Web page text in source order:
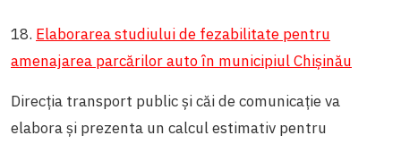
18. Elaborarea studiului de fezabilitate pentru
amenajarea parcărilor auto în municipiul Chișinău
Direcția transport public și căi de comunicație va
elabora și prezenta un calcul estimativ pentru